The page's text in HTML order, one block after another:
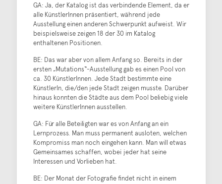
GA: Ja, der Katalog ist das verbindende Element, da er
alle KünstlerInnen präsentiert, während jede
Ausstellung einen anderen Schwerpunkt aufweist. Wir
beispielsweise zeigen 18 der 30 im Katalog
enthaltenen Positionen.
BE: Das war aber von allem Anfang so. Bereits in der
ersten „Mutations“-Ausstellung gab es einen Pool von
ca. 30 KünstlerInnen. Jede Stadt bestimmte eine
KünstlerIn, die/den jede Stadt zeigen musste. Darüber
hinaus konnten die Städte aus dem Pool beliebig viele
weitere KünstlerInnen ausstellen.
GA: Für alle Beteiligten war es von Anfang an ein
Lernprozess. Man muss permanent ausloten, welchen
Kompromiss man noch eingehen kann. Man will etwas
Gemeinsames schaffen, wobei jeder hat seine
Interessen und Vorlieben hat.
BE: Der Monat der Fotografie findet nicht in einem